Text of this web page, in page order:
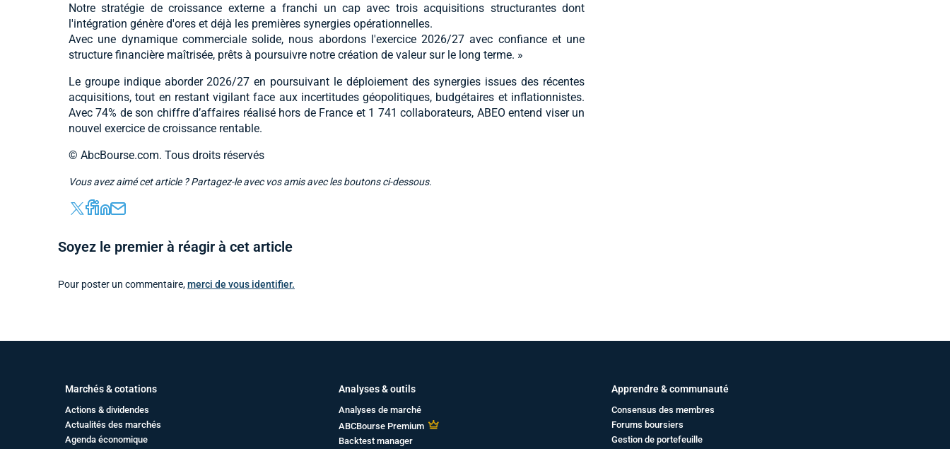
Notre stratégie de croissance externe a franchi un cap avec trois acquisitions structurantes dont
l'intégration génère d'ores et déjà les premières synergies opérationnelles.
Avec une dynamique commerciale solide, nous abordons l'exercice 2026/27 avec confiance et une
structure financière maîtrisée, prêts à poursuivre notre création de valeur sur le long terme. »
Le groupe indique aborder 2026/27 en poursuivant le déploiement des synergies issues des récentes
acquisitions, tout en restant vigilant face aux incertitudes géopolitiques, budgétaires et inflationnistes.
Avec 74% de son chiffre d’affaires réalisé hors de France et 1 741 collaborateurs, ABEO entend viser un
nouvel exercice de croissance rentable.
© AbcBourse.com. Tous droits réservés
Vous avez aimé cet article ? Partagez-le avec vos amis avec les boutons ci-dessous.
Soyez le premier à réagir à cet article
Pour poster un commentaire,merci de vous identifier.
Marchés & cotations
Actions & dividendes
Actualités des marchés
Agenda économique
Analyses & outils
Analyses de marché
ABCBourse Premium
Backtest manager
Apprendre & communauté
Consensus des membres
Forums boursiers
Gestion de portefeuille